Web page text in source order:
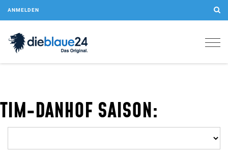
ANMELDEN
TIM-DANHOF SAISON: